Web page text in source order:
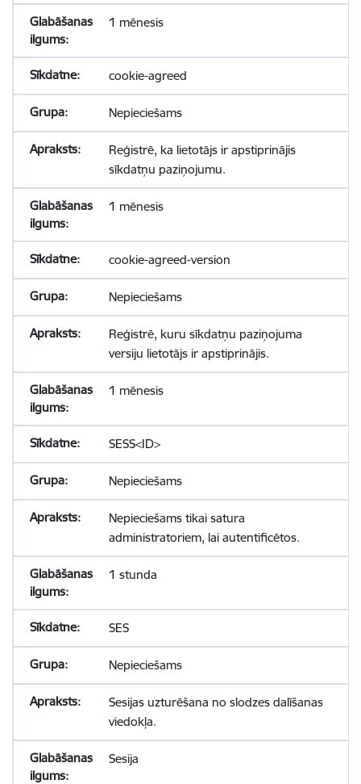
1 mēnesis
cookie-agreed
Nepieciešams
Reģistrē, ka lietotājs ir apstiprinājis
sīkdatņu paziņojumu.
1 mēnesis
cookie-agreed-version
Nepieciešams
Reģistrē, kuru sīkdatņu paziņojuma
versiju lietotājs ir apstiprinājis.
1 mēnesis
SESS<ID>
Nepieciešams
Nepieciešams tikai satura
administratoriem, lai autentificētos.
1 stunda
SES
Nepieciešams
Sesijas uzturēšana no slodzes dalīšanas
viedokļa.
Sesija